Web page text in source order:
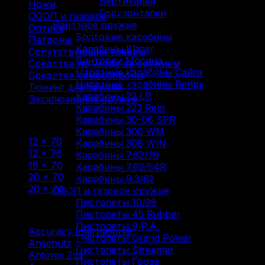
Горизонталки
Нарезное оружие
Болтовые карабины
Карабины Blaser
Винтовки Мосина
Нарезные карабины Сайга
Нарезные карабины Вепрь
Карабины 22 LR
Карабины 223 Rem
Карабины 30-06 SPR
Карабины 300 WM
Карабины 308 WIN
Карабины 7.62/39
Карабины 7.62/54R
Карабины 9.3/62
ОООП и газовое оружие
Пистолеты 10/28
Пистолеты 45 Rubber
Пистолеты 9 Р.А.
Пистолеты Grand Power
Пистолеты Streamer
Пистолеты Гроза
Ножи
ОООП и газовое (71)
Оптика (12)
Патроны (211)
Сопутствующие товары (13)
Средства по уходу за оружием
Средства самообороны (6)
Тюнинг для оружия (37)
Эксклюзивное оружие (6)
12 × 70
(6)
12 × 76
(2)
16 × 70
(6)
20 × 70
(3)
20 × 76 (1)
Accuracy International (1)
Anschutz (3)
Antonio Zoli (3)